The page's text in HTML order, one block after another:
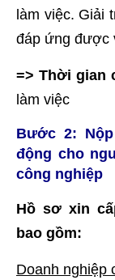
làm việc. Giải
đáp ứng được
=> Thời gian
làm việc
Bước 2:
động cho
công nghiệp
Hồ sơ xin
bao gồm:
Doanh nghiệp